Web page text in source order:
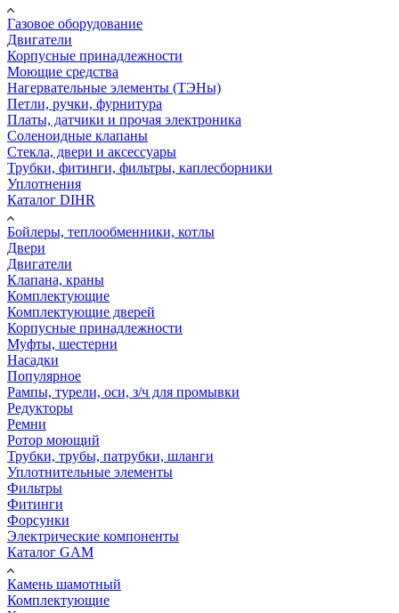
Газовое оборудование
Двигатели
Корпусные принадлежности
Моющие средства
Нагервательные элементы (ТЭНы)
Петли, ручки, фурнитура
Платы, датчики и прочая электроника
Соленоидные клапаны
Стекла, двери и аксессуары
Трубки, фитинги, фильтры, каплесборники
Уплотнения
Каталог DIHR
Бойлеры, теплообменники, котлы
Двери
Двигатели
Клапана, краны
Комплектующие
Комплектующие дверей
Корпусные принадлежности
Муфты, шестерни
Насадки
Популярное
Рампы, турели, оси, з/ч для промывки
Редукторы
Ремни
Ротор моющий
Трубки, трубы, патрубки, шланги
Уплотнительные элементы
Фильтры
Фитинги
Форсунки
Электрические компоненты
Каталог GAM
Камень шамотный
Комплектующие